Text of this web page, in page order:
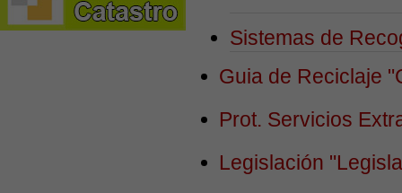
Sistemas de
Guia de Reciclaje
Prot. Servicios
Legislación